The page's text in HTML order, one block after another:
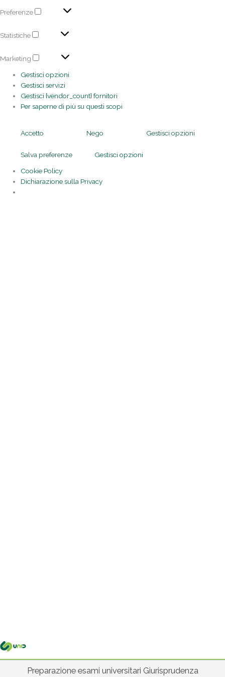
Preferenze
Statistiche
Marketing
Gestisci opzioni
Gestisci servizi
Gestisci {vendor_count} fornitori
Per saperne di più su questi scopi
Accetto Nego Gestisci opzioni
Salva preferenze
Gestisci opzioni
Cookie Policy
Dichiarazione sulla Privacy
Preparazione esami universitari Giurisprudenza